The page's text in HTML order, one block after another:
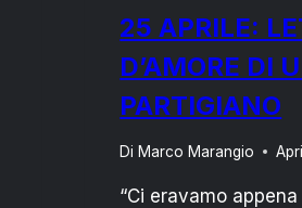
25 APRILE:
D’AMORE DI
PARTIGIANO
Di Marco Marangio
“Ci eravamo